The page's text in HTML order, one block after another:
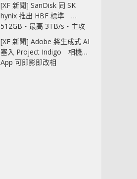
[XF 新聞] SanDisk 同 SK
hynix 推出 HBF 標準
512GB‧最高 3TB/s‧主攻
AI 記憶體
[XF 新聞] Adobe 將生成式 AI
塞入 Project Indigo 相機
App 可即影即改相